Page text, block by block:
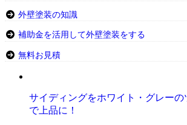
外壁塗装の知識
補助金を活用して外壁塗装をする
無料お見積
サイディングをホワイト・グレーの
で上品に！